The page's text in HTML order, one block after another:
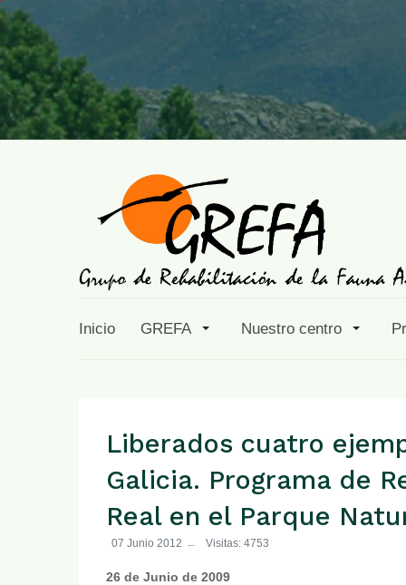
Inicio GREFA Nuestro centro
Liberados cuatro
Galicia. Programa de
Real en el Parque
07 Junio 2012 Visitas: 4753
26 de Junio de 2009